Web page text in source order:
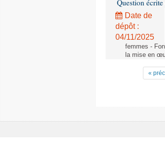
Question
Date de
dépôt :
04/11/2025
femmes -
la mise en
«